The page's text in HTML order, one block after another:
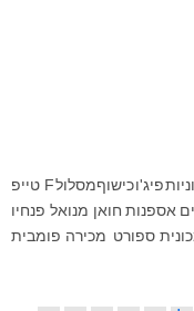
פיג'וכישוףמסלולF טייפ
אספנות חואן מנואל פנחיו
ספורט מכירה פומבית